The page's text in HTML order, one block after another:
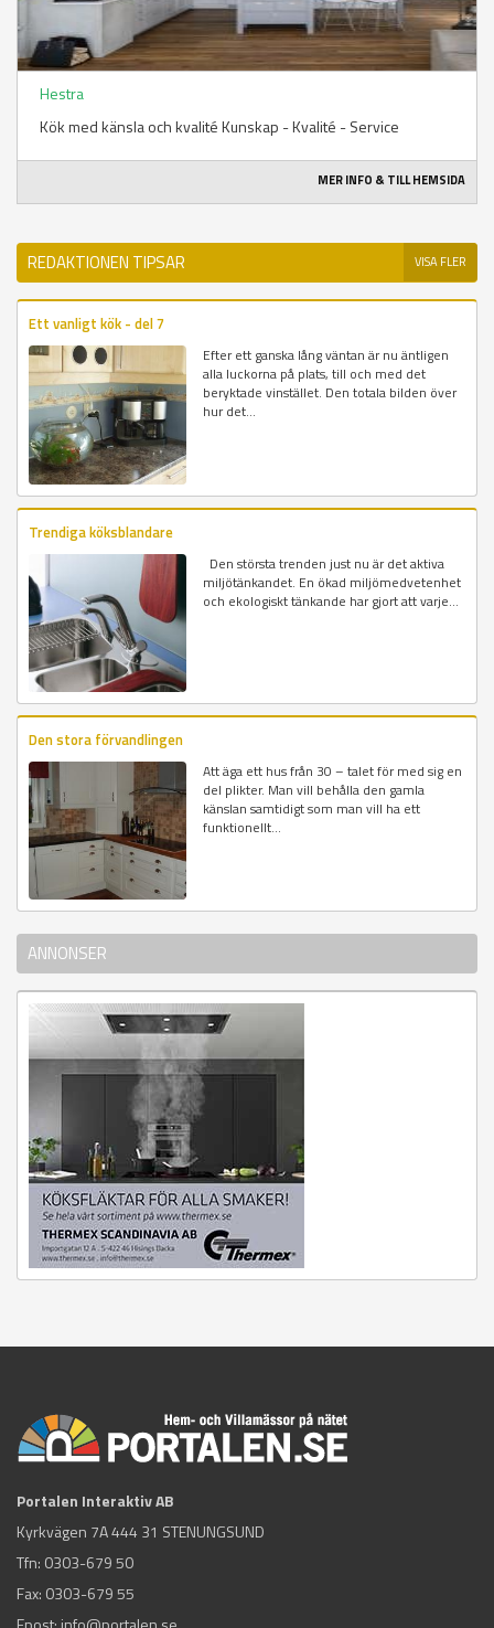
Hestra
Kök med känsla och kvalité Kunskap - Kvalité - Service
MER INFO & TILL HEMSIDA
REDAKTIONEN TIPSAR VISA FLER
Ett vanligt kök - del 7
Efter ett ganska lång väntan är nu äntligen
alla luckorna på plats, till och med det
beryktade vinstället. Den totala bilden över
hur det...
Trendiga köksblandare
Den största trenden just nu är det aktiva
miljötänkandet. En ökad miljömedvetenhet
och ekologiskt tänkande har gjort att varje...
Den stora förvandlingen
Att äga ett hus från 30 – talet för med sig en
del plikter. Man vill behålla den gamla
känslan samtidigt som man vill ha ett
funktionellt...
ANNONSER
Portalen Interaktiv AB
Kyrkvägen 7A 444 31 STENUNGSUND
Tfn: 0303-679 50
Fax: 0303-679 55